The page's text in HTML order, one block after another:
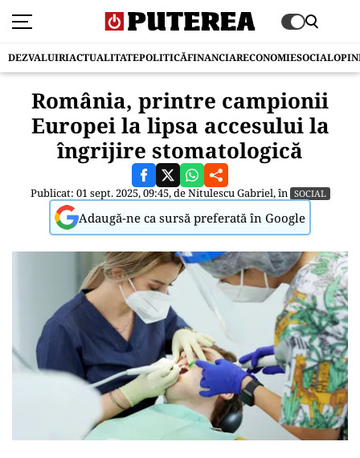
DEZVALUIRIACTUALITATEPOLITICĂFINANCIARECONOMIESOCIAL
România, printre campionii
Europei la lipsa accesului la
îngrijire stomatologică
Publicat: 01 sept. 2025, 09:45, deNitulescu Gabriel, în SOCIAL
Adaugă-ne ca sursă preferată în Google